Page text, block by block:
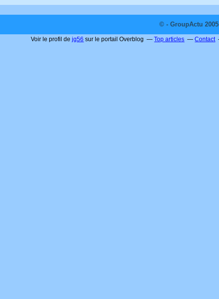
© - GroupActu
Voir le profil dejg56 sur le portail Overblog Top articles Contact